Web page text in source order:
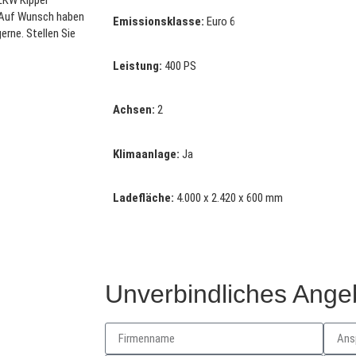
Wunsch haben
Stellen Sie
Emissionsklasse: Euro 6
Leistung: 400 PS
Achsen: 2
Klimaanlage: Ja
Ladefläche: 4.000 x 2.420 x 600 mm
Unverbindliches